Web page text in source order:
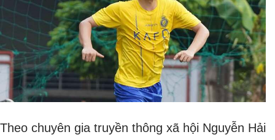
Theo chuyên gia truyền thông xã hội Nguyễn Hải